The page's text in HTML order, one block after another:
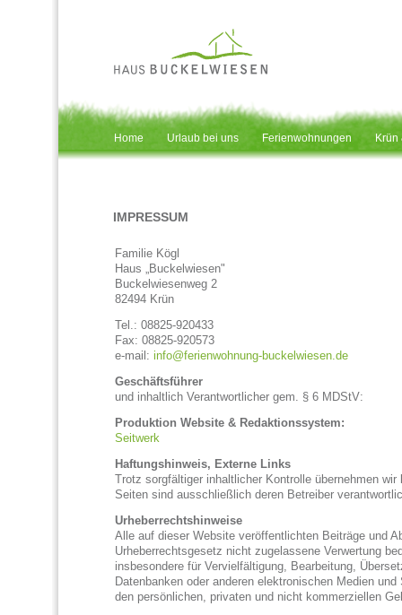
Home Urlaub bei uns Ferienwohnungen Krün
IMPRESSUM
Familie Kögl
Haus „Buckelwiesen"
Buckelwiesenweg 2
82494 Krün
Tel.: 08825-920433
Fax: 08825-920573
e-mail: info@ferienwohnung-buckelwiesen.de
Geschäftsführer
und inhaltlich Verantwortlicher gem. § 6 MDStV:
Produktion Website & Redaktionssystem:
Seitwerk
Haftungshinweis, Externe Links
Trotz sorgfältiger inhaltlicher Kontrolle übernehmen
Seiten sind ausschließlich deren Betreiber
Urheberrechtshinweise
Alle auf dieser Website veröffentlichten Beiträge und
Urheberrechtsgesetz nicht zugelassene Verwertung
insbesondere für Vervielfältigung, Bearbeitung,
Datenbanken oder anderen elektronischen Medien
den persönlichen, privaten und nicht kommerziellen